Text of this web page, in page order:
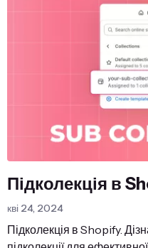
Підколекція в
кві 24, 2024
Підколекція в Shopify.